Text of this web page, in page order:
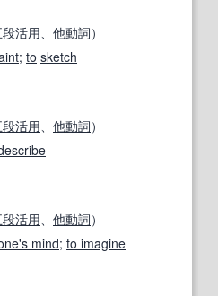
活用 他動詞）
; to sketch
活用 他動詞）
活用 他動詞）
mind; to imagine